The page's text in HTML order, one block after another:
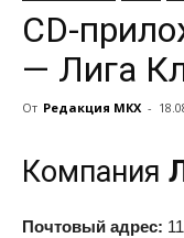
CD-
— Лига
От Редакция МКХ -
Компания
Почтовый адрес: